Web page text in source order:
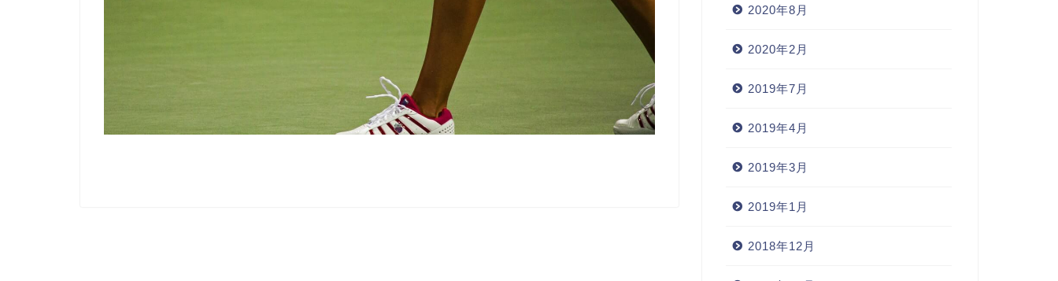
2020年8月
2020年2月
2019年7月
2019年4月
2019年3月
2019年1月
2018年12月